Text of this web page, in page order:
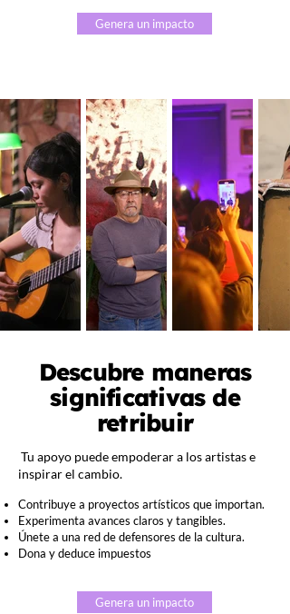
Genera un impacto
Descubre maneras
significativas de
retribuir
Tu apoyo puede empoderar a los artistas e
inspirar el cambio.
Contribuye a proyectos artísticos que importan.
Experimenta avances claros y tangibles.
Únete a una red de defensores de la cultura.
Dona y deduce impuestos
Genera un impacto